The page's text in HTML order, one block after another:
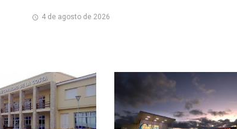
4 de agosto de 2026